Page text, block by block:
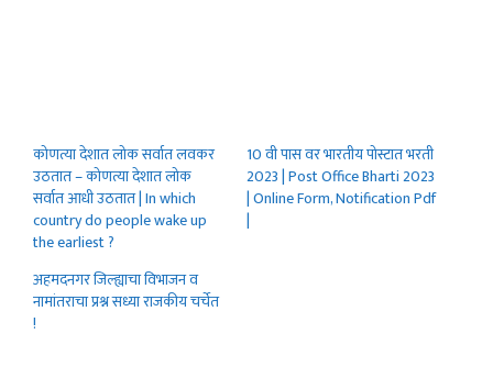
कोणत्या देशात लोक सर्वात लवकर
उठतात – कोणत्या देशात लोक
सर्वात आधी उठतात | In which
country do people wake up
the earliest ?
10 वी पास वर भारतीय पोस्टात भरती
2023 | Post Office Bharti 2023
| Online Form, Notification Pdf
|
अहमदनगर जिल्ह्याचा विभाजन व
नामांतराचा प्रश्न सध्या राजकीय चर्चेत
!